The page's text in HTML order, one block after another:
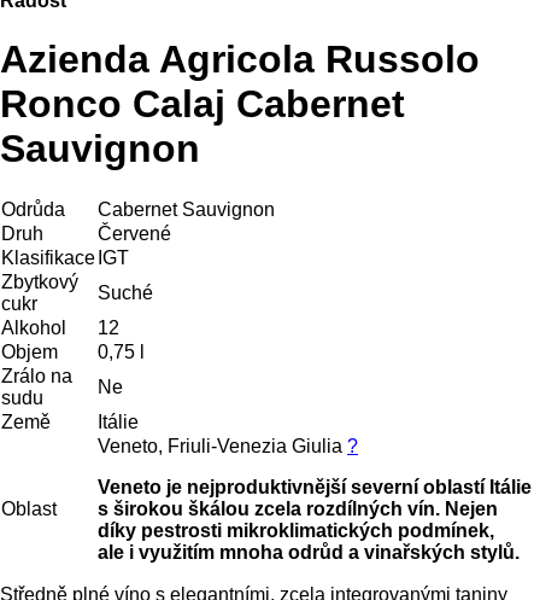
Azienda Agricola Russolo
Ronco Calaj Cabernet
Sauvignon
Odrůda
Cabernet Sauvignon
Druh
Červené
Klasifikace IGT
Zbytkový
cukr
Suché
Alkohol
12
Objem
0,75 l
Zrálo na
sudu
Ne
Země
Itálie
Oblast
Veneto, Friuli-Venezia Giulia ?
Veneto je nejproduktivnější severní oblastí Itálie
s širokou škálou zcela rozdílných vín. Nejen
díky pestrosti mikroklimatických podmínek,
ale i využitím mnoha odrůd a vinařských stylů.
Středně plné víno s elegantními, zcela integrovanými taniny